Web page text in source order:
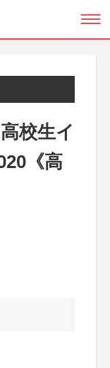
校生イ
《高